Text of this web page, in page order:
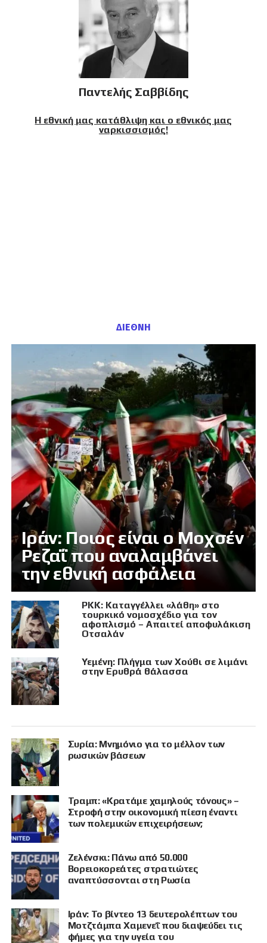
Παντελής Σαββίδης
Η εθνική μας κατάθλιψη και ο εθνικός μας
ναρκισσισμός!
ΔΙΕΘΝΗ
Ιράν: Ποιος είναι ο Μοχσέν
Ρεζαΐ που αναλαμβάνει
την εθνική ασφάλεια
PKK: Καταγγέλλει «λάθη» στο
τουρκικό νομοσχέδιο για τον
αφοπλισμό – Απαιτεί αποφυλάκιση
Οτσαλάν
Υεμένη: Πλήγμα των Χούθι σε λιμάνι
στην Ερυθρά θάλασσα
Συρία: Μνημόνιο για το μέλλον των
ρωσικών βάσεων
Τραμπ: «Κρατάμε χαμηλούς τόνους» –
Στροφή στην οικονομική πίεση έναντι
των πολεμικών επιχειρήσεων;
Ζελένσκι: Πάνω από 50.000
Βορειοκορεάτες στρατιώτες
αναπτύσσονται στη Ρωσία
Ιράν: Το βίντεο 13 δευτερολέπτων του
Μοτζτάμπα Χαμενεΐ που διαψεύδει τις
φήμες για την υγεία του